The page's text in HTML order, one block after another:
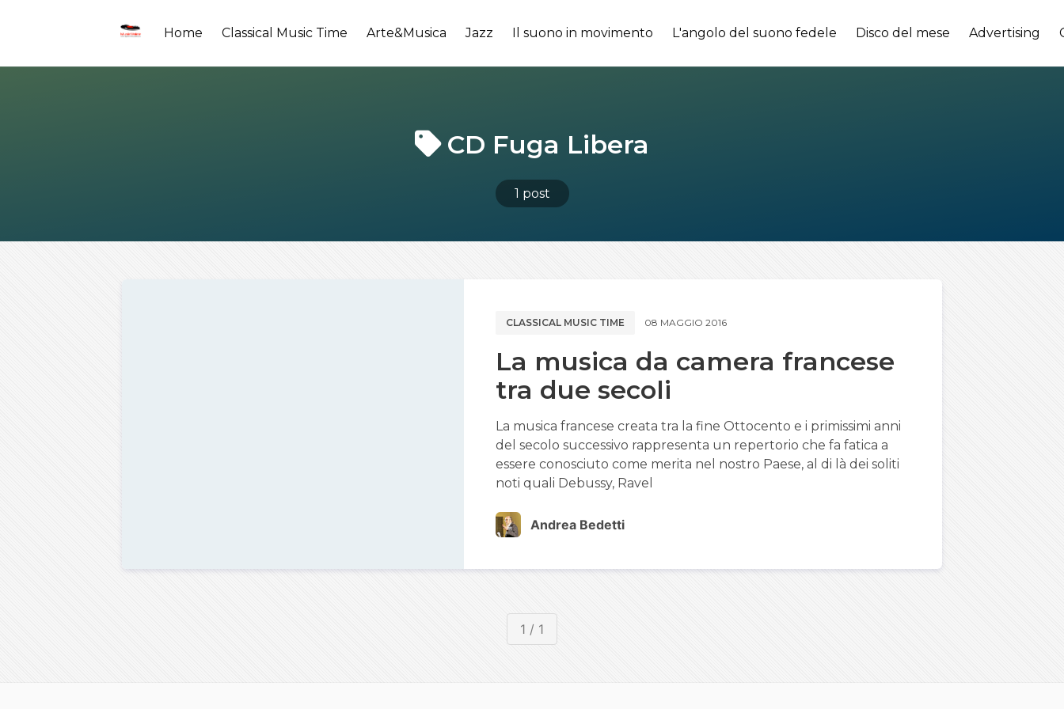
Home Classical Music Time Arte&Musica Jazz Il suono in movimento L'angolo del suono fedele Disco del mese Advertising
CD Fuga Libera
1 post
CLASSICAL MUSIC TIME 08 MAGGIO 2016
La musica da camera francese
tra due secoli
La musica francese creata tra la fine Ottocento e i primissimi anni
del secolo successivo rappresenta un repertorio che fa fatica a
essere conosciuto come merita nel nostro Paese, al di là dei soliti
noti quali Debussy, Ravel
Andrea Bedetti
1 / 1